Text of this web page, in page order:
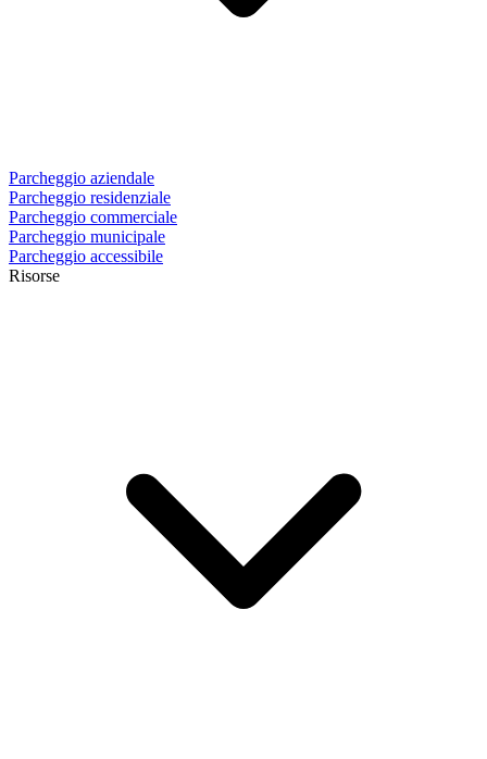
Parcheggio aziendale
Parcheggio residenziale
Parcheggio commerciale
Parcheggio municipale
Parcheggio accessibile
Risorse